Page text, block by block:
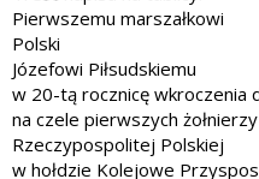
Pierwszemu marszałkowi
Polski
Józefowi Piłsudskiemu
w 20-tą rocznicę wkroczenia
na czele pierwszych żołnierzy
Rzeczypospolitej Polskiej
w hołdzie Kolejowe